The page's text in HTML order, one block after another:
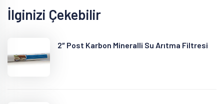
İlginizi Çekebilir
2″ Post Karbon Mineralli Su Arıtma Filtresi